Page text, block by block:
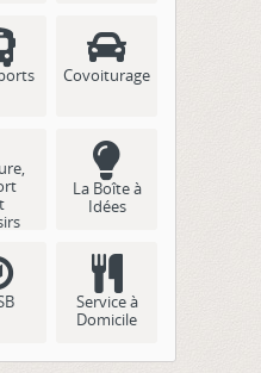
Covoiturage
La Boîte à
Idées
Service à
Domicile